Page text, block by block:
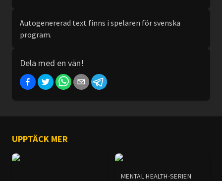
Autogenererad text finns i spelaren för svenska
program.
Dela med en vän!
UPPTÄCK MER
MENTAL HEALTH-SERIEN